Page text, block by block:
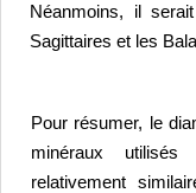
Néanmoins, il
Sagittaires et les
Pour résumer, le
minéraux
relativement